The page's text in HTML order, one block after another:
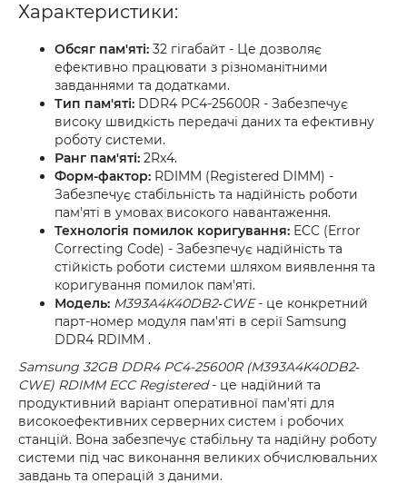
Характеристики:
Обсяг пам'яті: 32 гігабайт - Це дозволяє
ефективно працювати з різноманітними
завданнями та додатками.
Тип пам'яті: DDR4 PC4-25600R - Забезпечує
високу швидкість передачі даних та ефективну
роботу системи.
Ранг пам'яті: 2Rx4.
Форм-фактор: RDIMM (Registered DIMM) -
Забезпечує стабільність та надійність роботи
пам'яті в умовах високого навантаження.
Технологія помилок коригування: ECC (Error
Correcting Code) - Забезпечує надійність та
стійкість роботи системи шляхом виявлення та
коригування помилок пам'яті.
Модель: M393A4K40DB2‐CWE- це конкретний
парт-номер модуля пам'яті в серії Samsung
DDR4 RDIMM .
Samsung 32GB DDR4 PC4-25600R (M393A4K40DB2‐
CWE) RDIMM ECC Registered- це надійний та
продуктивний варіант оперативної пам'яті для
високоефективних серверних систем і робочих
станцій. Вона забезпечує стабільну та надійну роботу
системи під час виконання великих обчислювальних
завдань та операцій з даними.